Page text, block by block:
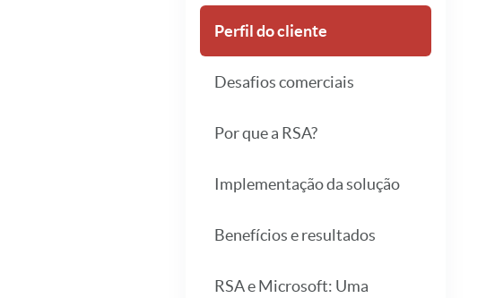
Perfil do cliente
Desafios comerciais
Por que a RSA?
Implementação da solução
Benefícios e resultados
RSA e Microsoft: Uma